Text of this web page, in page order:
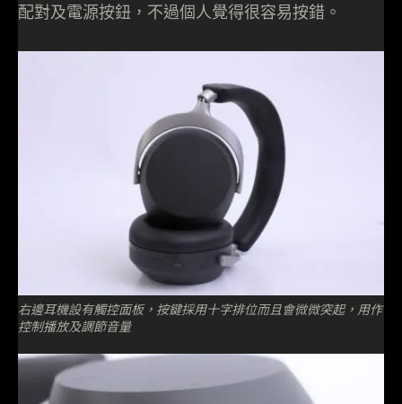
配對及電源按鈕，不過個人覺得很容易按錯。
右邊耳機設有觸控面板，按鍵採用十字排位而且會微微突起，用作
控制播放及調節音量